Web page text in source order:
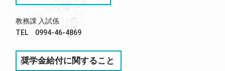
教務課 入試係
TEL 0994-46-4869
奨学金給付に関すること